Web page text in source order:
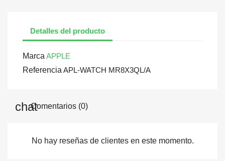
Detalles del producto
Marca APPLE
Referencia APL-WATCH MR8X3QL/A
Comentarios (0)
No hay reseñas de clientes en este momento.